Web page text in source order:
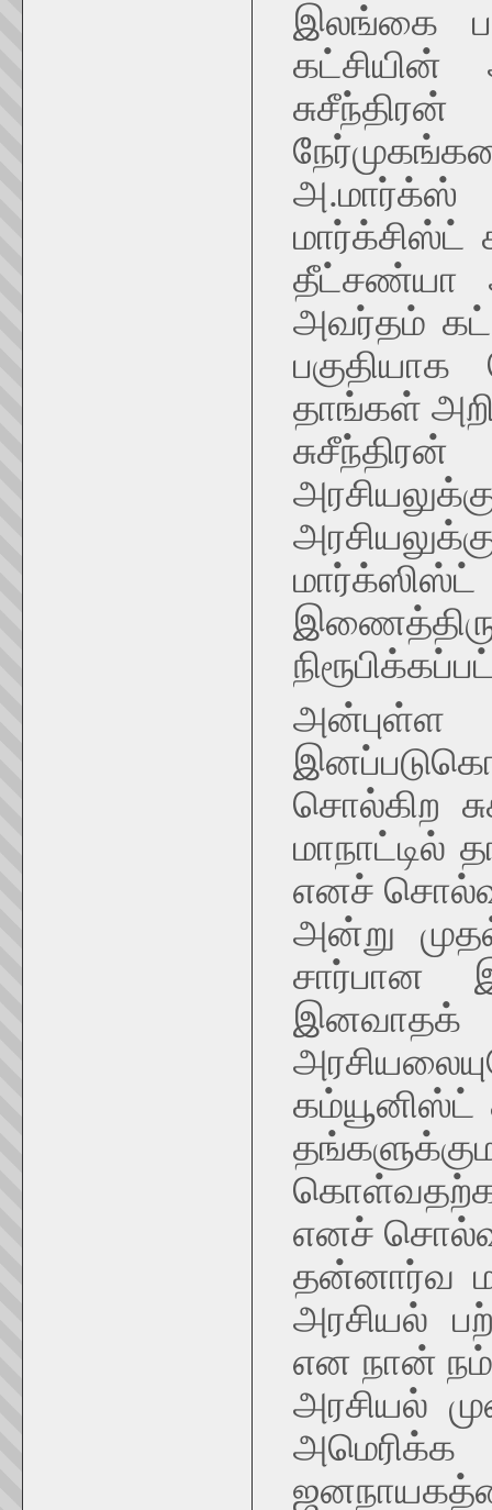
இலங்கை
கட்சியின்
தீட்சண்யா
அவர்தம்
தாங்கள்
சொல்கிற
எனச்
அன்று
சார்பான
இனவாதக்
கம்யூனிஸ்ட்
எனச்
தன்னார்வ
அரசியல்
என நான்
அரசியல்